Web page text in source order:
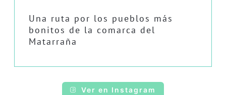
Una ruta por los pueblos más
bonitos de la comarca del
Matarraña
Ver en Instagram